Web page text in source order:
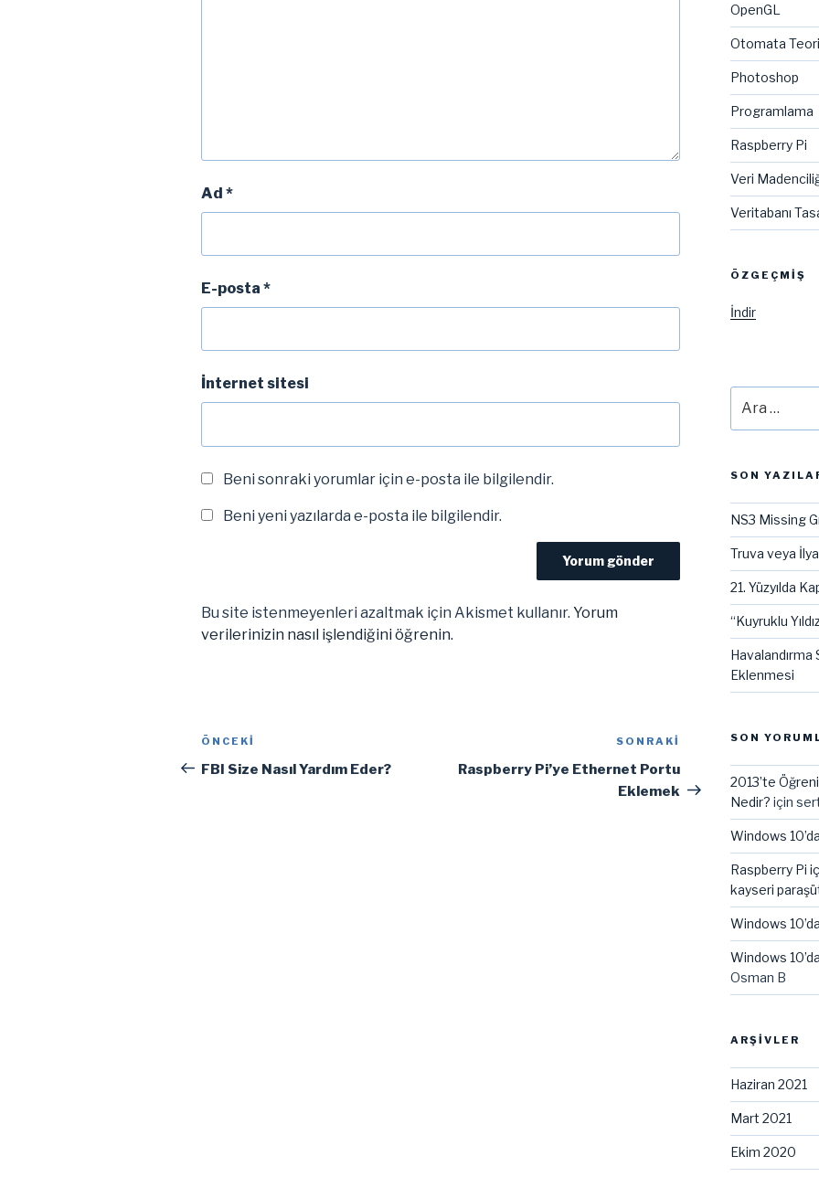
Ad *
E-posta *
İnternet sitesi
Beni sonraki yorumlar için e-posta ile bilgilendir.
Beni yeni yazılarda e-posta ile bilgilendir.
Bu site istenmeyenleri azaltmak için Akismet kullanır. Yorum
verilerinizin nasıl işlendiğini öğrenin.
Yazı
gezinmesi
Önceki
Yazı
ÖNCEKI
FBI Size Nasıl Yardım Eder?
Sonraki
Yazı
SONRAKI
Raspberry Pi’ye Ethernet Portu
Eklemek
OpenGL
Otomata Teori
Photoshop
Programlama
Raspberry Pi
Veri
Veritabanı
ÖZGEÇMIŞ
İndir
SON
NS3 Missing
Truva veya
21. Yüzyılda
“Kuyruklu
Eklenmesi
SON
2013’te
Nedir? için
Windows
Raspberry Pi
kayseri
Windows
Windows
Osman B
ARŞIVLER
Haziran 2021
Mart 2021
Ekim 2020